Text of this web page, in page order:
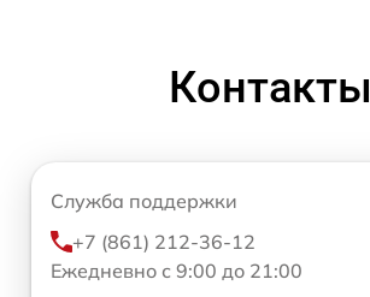
Контакты
Служба поддержки
+7 (861) 212-36-12
Ежедневно с 9:00 до 21:00